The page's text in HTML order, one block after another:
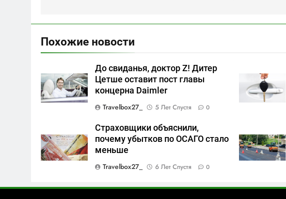
Похожие новости
До свиданья, доктор Z! Дитер
Цетше оставит пост главы
концерна Daimler
Travelbox27_
5 Лет Спустя 0
Страховщики объяснили,
почему убытков по ОСАГО стало
меньше
Travelbox27_
6 Лет Спустя 0